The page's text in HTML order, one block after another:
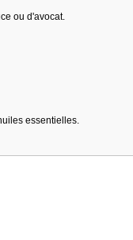
ou d'avocat.
essentielles.